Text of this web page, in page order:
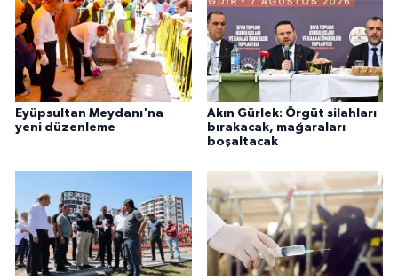
Eyüpsultan Meydanı'na
yeni düzenleme
Akın Gürlek: Örgüt silahları
bırakacak, mağaraları
boşaltacak